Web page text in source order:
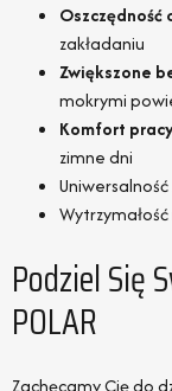
Oszczędność
zakładaniu
Zwiększone
mokrymi
Komfort
zimne dni
Podziel Się
POLAR